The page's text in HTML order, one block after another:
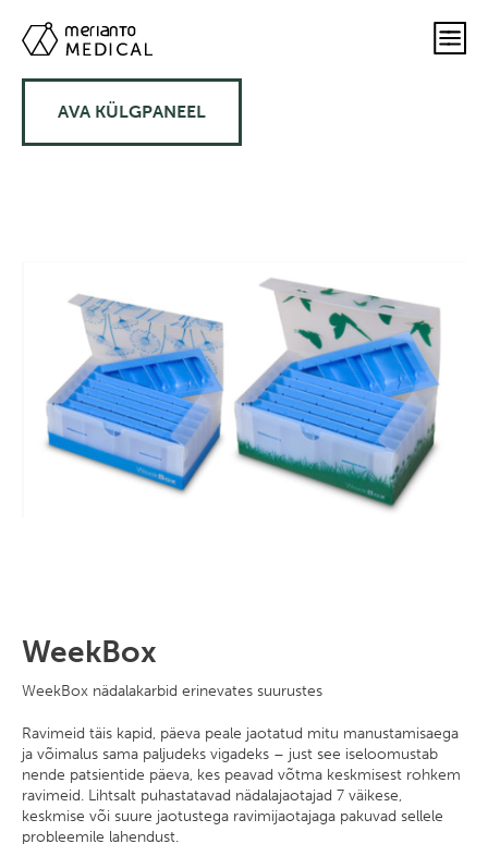
AVA KÜLGPANEEL
WeekBox
WeekBox nädalakarbid erinevates suurustes
Ravimeid täis kapid, päeva peale jaotatud mitu manustamisaega
ja võimalus sama paljudeks vigadeks – just see iseloomustab
nende patsientide päeva, kes peavad võtma keskmisest rohkem
ravimeid. Lihtsalt puhastatavad nädalajaotajad 7 väikese,
keskmise või suure jaotustega ravimijaotajaga pakuvad sellele
probleemile lahendust.